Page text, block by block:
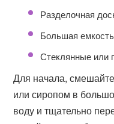
Разделочная
Большая
Стеклянные или
Для начала,
или сиропом в
воду и тщательно